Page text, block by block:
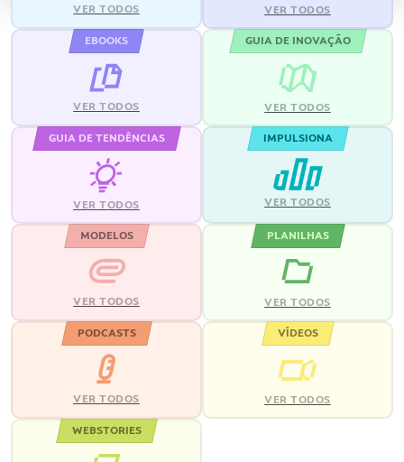
VER TODOS VER TODOS
EBOOKS
VER TODOS
GUIA DE INOVAÇÃO
VER TODOS
GUIA DE TENDÊNCIAS
VER TODOS
IMPULSIONA
VER TODOS
MODELOS
VER TODOS
PLANILHAS
VER TODOS
PODCASTS
VER TODOS
VÍDEOS
VER TODOS
WEBSTORIES